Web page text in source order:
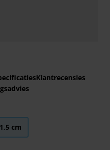
Klantrecensies
cm